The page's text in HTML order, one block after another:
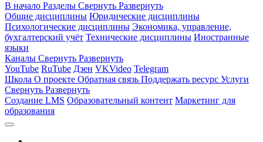
В начало Разделы Свернуть Развернуть
Общие дисциплины Юридические дисциплины
Психологические дисциплины Экономика, управление,
бухгалтерский учёт Технические дисциплины Иностранные
языки
Каналы Свернуть Развернуть
YouTube RuTube Дзен VKVideo Telegram
Школа О проекте Обратная связь Поддержать ресурс Услуги
Свернуть Развернуть
Создание LMS Образовательный контент Маркетинг для
образования